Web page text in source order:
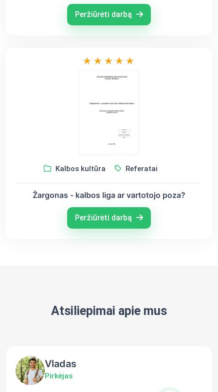
Peržiūrėti darbą
Kalbos kultūra Referatai
Žargonas - kalbos liga ar vartotojo poza?
Peržiūrėti darbą
Atsiliepimai apie mus
Vladas
Pirkėjas